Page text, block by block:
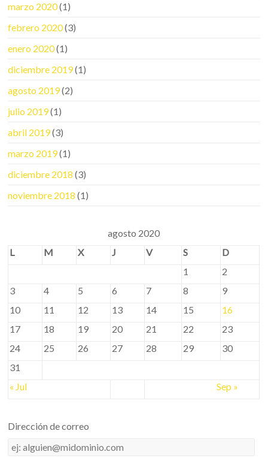
marzo 2020(1)
febrero 2020(3)
enero 2020(1)
diciembre 2019(1)
agosto 2019(2)
julio 2019(1)
abril 2019(3)
marzo 2019(1)
diciembre 2018 (3)
noviembre 2018 (1)
agosto 2020
L
M X J V S D
« Jul Sep »
1
2
3
4 5 6 7 8
9
10
11 12 13 14 15
16
17
18 19 20 21 22
23
24
25 26 27 28 29
30
31
Dirección de correo
Dirección
de